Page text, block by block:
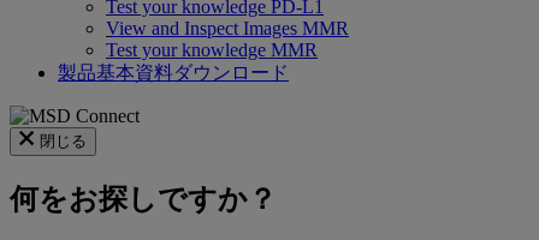
Test your knowledge PD-L1
View and Inspect Images MMR
Test your knowledge MMR
製品基本資料ダウンロード
閉じる
何をお探しですか？